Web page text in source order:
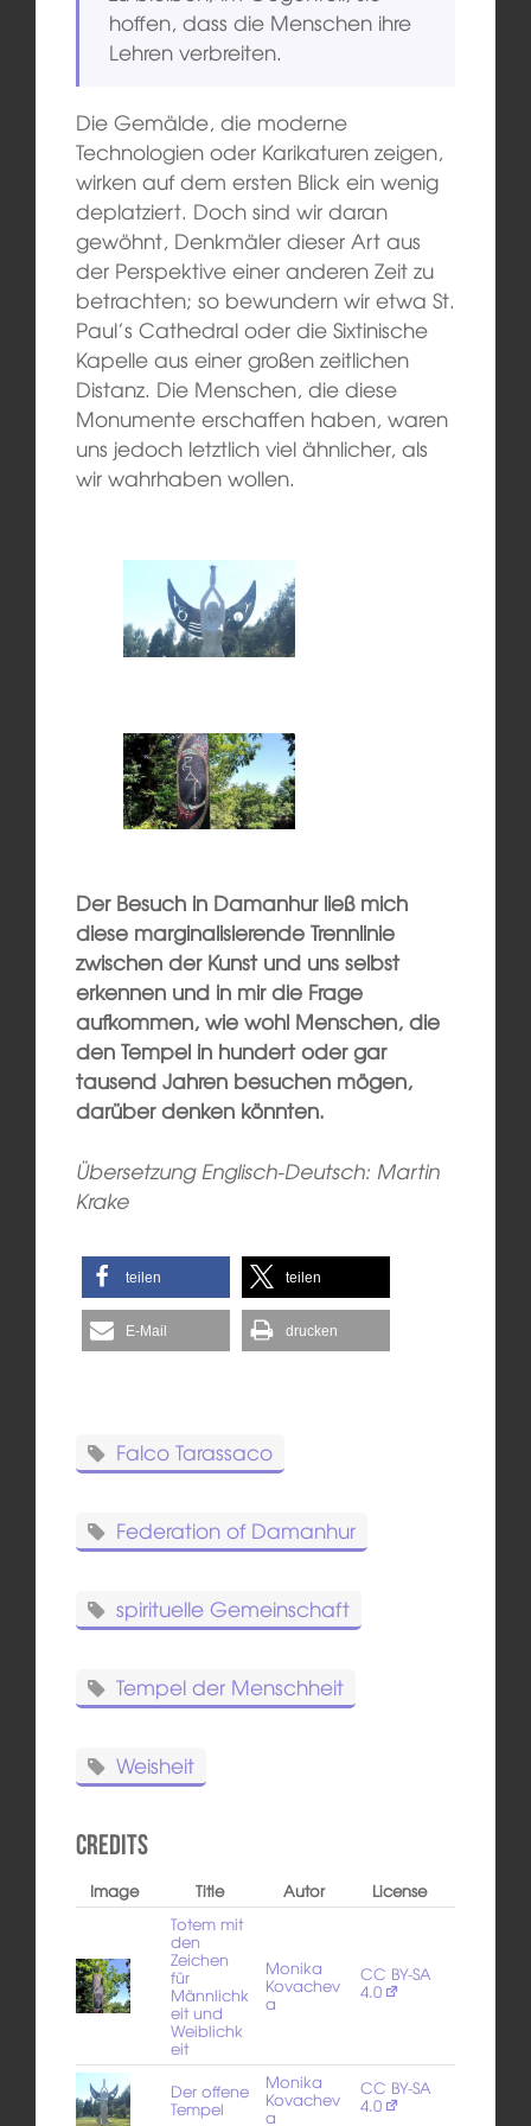
hoffen, dass die Menschen ihre
Lehren verbreiten.
Die Gemälde, die moderne
Technologien oder Karikaturen zeigen,
wirken auf dem ersten Blick ein wenig
deplatziert. Doch sind wir daran
gewöhnt, Denkmäler dieser Art aus
der Perspektive einer anderen Zeit zu
betrachten; so bewundern wir etwa St.
Paul’s Cathedral oder die Sixtinische
Kapelle aus einer großen zeitlichen
Distanz. Die Menschen, die diese
Monumente erschaffen haben, waren
uns jedoch letztlich viel ähnlicher, als
wir wahrhaben wollen.
Der Besuch in Damanhur ließ mich
diese marginalisierende Trennlinie
zwischen der Kunst und uns selbst
erkennen und in mir die Frage
aufkommen, wie wohl Menschen, die
den Tempel in hundert oder gar
tausend Jahren besuchen mögen,
darüber denken könnten.
Übersetzung Englisch-Deutsch: Martin
Krake
teilen teilen
E-Mail drucken
Falco Tarassaco
Federation of Damanhur
spirituelle Gemeinschaft
Tempel der Menschheit
Weisheit
Credits
Image Title Autor
License
Totem mit
den
Zeichen
für
Männlichk
eit und
Weiblichk
eit
Monika
Kovachev
a
CC BY-SA
4.0
Der offene
Tempel
Monika
Kovachev
a
CC BY-SA
4.0